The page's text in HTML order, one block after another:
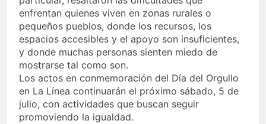
enfrentan quienes viven en zonas rurales o
pequeños pueblos, donde los recursos, los
espacios accesibles y el apoyo son insuficientes,
y donde muchas personas sienten miedo de
mostrarse tal como son.
Los actos en conmemoración del Día del Orgullo
en La Línea continuarán el próximo sábado, 5 de
julio, con actividades que buscan seguir
promoviendo la igualdad.